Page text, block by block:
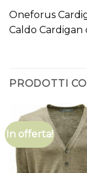
Oneforus
Caldo Cardigan
PRODOTTI
In offerta!